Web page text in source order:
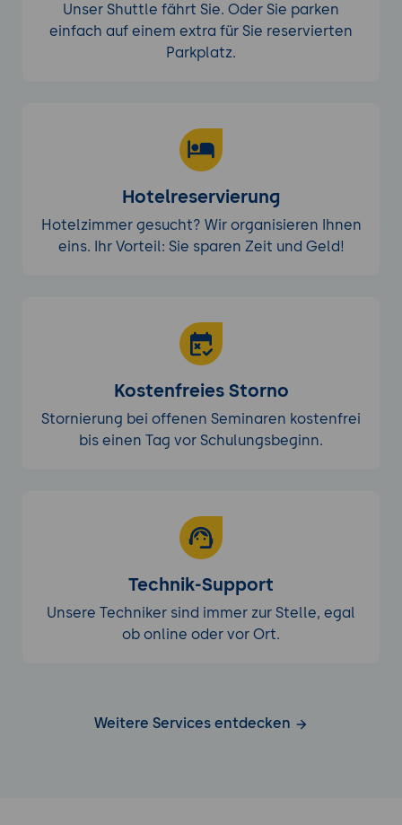
Unser Shuttle fährt Sie. Oder Sie parken
einfach auf einem extra für Sie reservierten
Parkplatz.
Hotelreservierung
Hotelzimmer gesucht? Wir organisieren Ihnen
eins. Ihr Vorteil: Sie sparen Zeit und Geld!
Kostenfreies Storno
Stornierung bei offenen Seminaren kostenfrei
bis einen Tag vor Schulungsbeginn.
Technik-Support
Unsere Techniker sind immer zur Stelle, egal
ob online oder vor Ort.
Weitere Services entdecken